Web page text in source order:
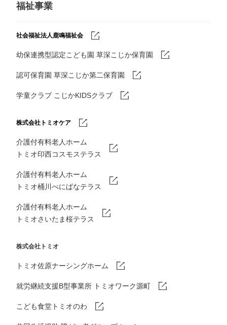
福祉事業
社会福祉法人鹿鳴福祉会
幼保連携型認定こども園 草深こじか保育園
認可保育園 草深こじか第二保育園
学童クラブ こじかKIDSクラブ
株式会社トミオケア
介護付有料老人ホーム
トミオ印西コスモステラス
介護付有料老人ホーム
トミオ桶川べにばなテラス
介護付有料老人ホーム
トミオさいたま桜テラス
株式会社トミオ
トミオ佐原ナーシングホーム
就労継続支援B型事業所 トミオワーク源町
こども食堂トミオのわ